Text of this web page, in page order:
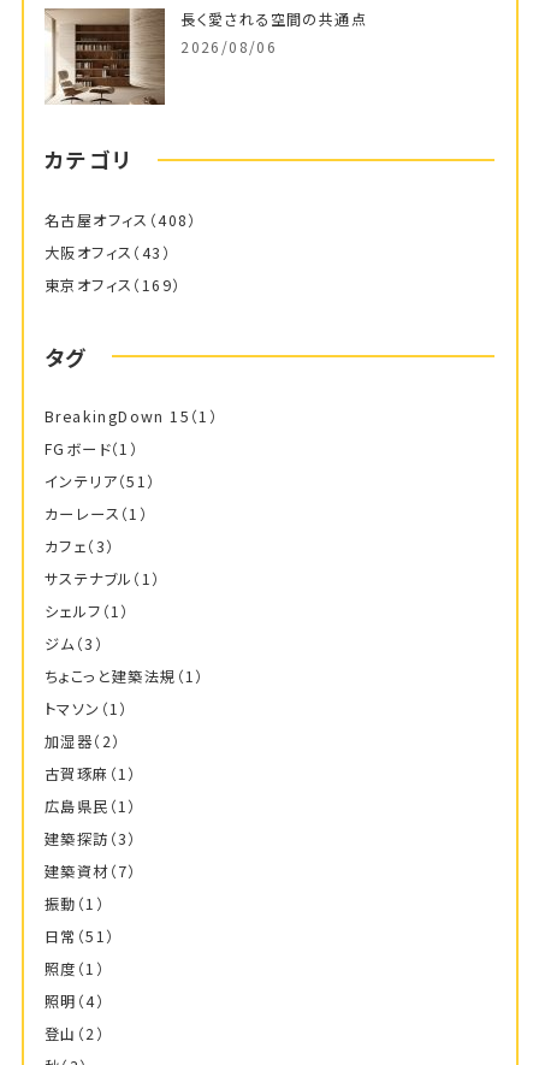
長く愛される空間の共通点
2026/08/06
カテゴリ
名古屋オフィス （408）
大阪オフィス （43）
東京オフィス （169）
タグ
BreakingDown 15 （1）
FGボード（1）
インテリア（51）
カーレース （1）
カフェ（3）
サステナブル （1）
シェルフ （1）
ジム（3）
ちょこっと建築法規 （1）
トマソン （1）
加湿器（2）
古賀琢麻 （1）
広島県民 （1）
建築探訪 （3）
建築資材（7）
振動 （1）
日常 （51）
照度 （1）
照明 （4）
登山 （2）